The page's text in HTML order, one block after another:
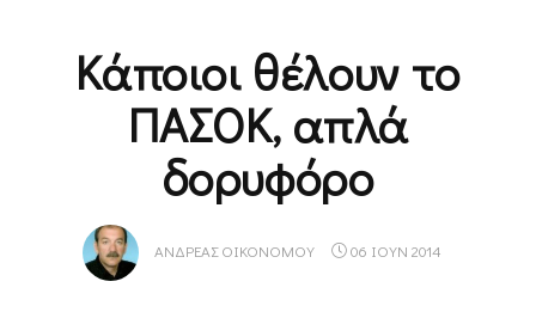
Κάποιοι θέλουν το
ΠΑΣΟΚ, απλά
δορυφόρο
ΑΝΔΡΈΑΣ ΟΙΚΟΝΌΜΟΥ 06 ΙΟΥΝ 2014